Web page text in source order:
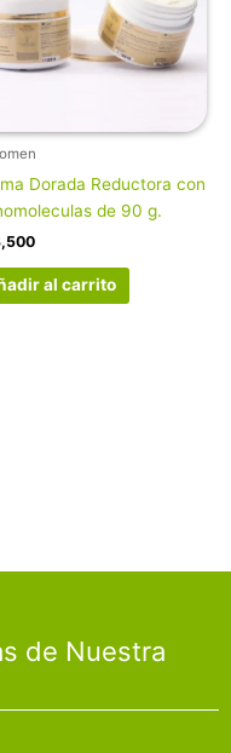
Dorada Reductora con
de 90 g.
al carrito
de Nuestra